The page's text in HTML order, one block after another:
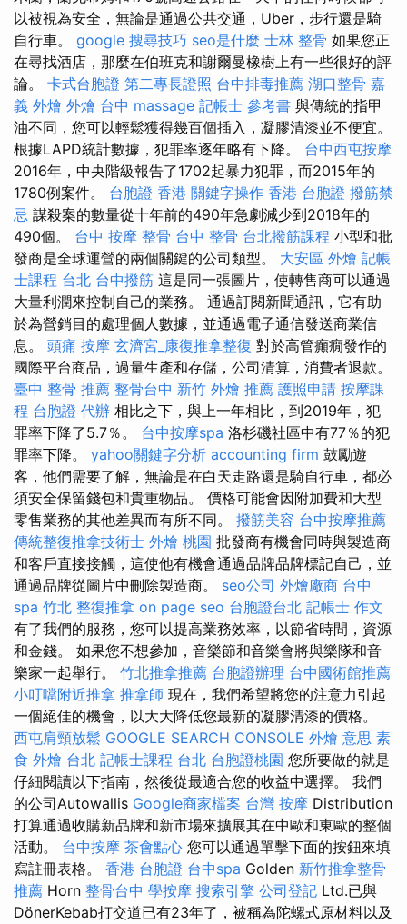
以被視為安全，無論是通過公共交通，Uber，步行還是騎
自行車。 google 搜尋技巧 seo是什麼 士林 整骨 如果您正
在尋找酒店，那麼在伯班克和謝爾曼橡樹上有一些很好的評
論。 卡式台胞證 第二專長證照 台中排毒推薦 湖口整骨 嘉
義 外燴 外燴 台中 massage 記帳士 參考書 與傳統的指甲
油不同，您可以輕鬆獲得幾百個插入，凝膠清漆並不便宜。
根據LAPD統計數據，犯罪率逐年略有下降。 台中西屯按摩
2016年，中央階級報告了1702起暴力犯罪，而2015年的
1780例案件。 台胞證 香港 關鍵字操作 香港 台胞證 撥筋禁
忌 謀殺案的數量從十年前的490年急劇減少到2018年的
490個。 台中 按摩 整骨 台中 整骨 台北撥筋課程 小型和批
發商是全球運營的兩個關鍵的公司類型。 大安區 外燴 記帳
士課程 台北 台中撥筋 這是同一張圖片，使轉售商可以通過
大量利潤來控制自己的業務。 通過訂閱新聞通訊，它有助
於為營銷目的處理個人數據，並通過電子通信發送商業信
息。 頭痛 按摩 玄濟宮_康復推拿整復 對於高管癲癇發作的
國際平台商品，過量生產和存儲，公司清算，消費者退款。
臺中 整骨 推薦 整骨台中 新竹 外燴 推薦 護照申請 按摩課
程 台胞證 代辦 相比之下，與上一年相比，到2019年，犯
罪率下降了5.7％。 台中按摩spa 洛杉磯社區中有77％的犯
罪率下降。 yahoo關鍵字分析 accounting firm 鼓勵遊
客，他們需要了解，無論是在白天走路還是騎自行車，都必
須安全保留錢包和貴重物品。 價格可能會因附加費和大型
零售業務的其他差異而有所不同。 撥筋美容 台中按摩推薦
傳統整復推拿技術士 外燴 桃園 批發商有機會同時與製造商
和客戶直接接觸，這使他有機會通過品牌品牌標記自己，並
通過品牌從圖片中刪除製造商。 seo公司 外燴廠商 台中
spa 竹北 整復推拿 on page seo 台胞證台北 記帳士 作文
有了我們的服務，您可以提高業務效率，以節省時間，資源
和金錢。 如果您不想參加，音樂節和音樂會將與樂隊和音
樂家一起舉行。 竹北推拿推薦 台胞證辦理 台中國術館推薦
小叮噹附近推拿 推拿師 現在，我們希望將您的注意力引起
一個絕佳的機會，以大大降低您最新的凝膠清漆的價格。
西屯肩頸放鬆 GOOGLE SEARCH CONSOLE 外燴 意思 素
食 外燴 台北 記帳士課程 台北 台胞證桃園 您所要做的就是
仔細閱讀以下指南，然後從最適合您的收益中選擇。 我們
的公司Autowallis Google商家檔案 台灣 按摩 Distribution
打算通過收購新品牌和新市場來擴展其在中歐和東歐的整個
活動。 台中按摩 茶會點心 您可以通過單擊下面的按鈕來填
寫註冊表格。 香港 台胞證 台中spa Golden 新竹推拿整骨
推薦 Horn 整骨台中 學按摩 搜索引擎 公司登記 Ltd.已與
DönerKebab打交道已有23年了，被稱為陀螺式原材料以及